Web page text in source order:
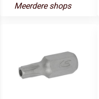
Meerdere shops